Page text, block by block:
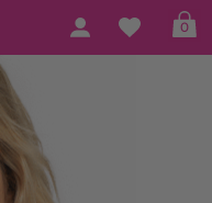
0